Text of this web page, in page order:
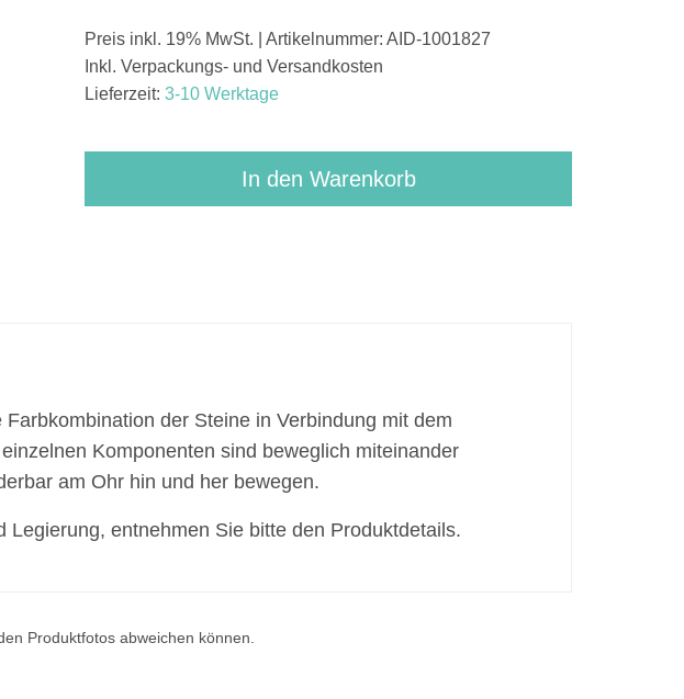
Preis inkl. 19% MwSt. | Artikelnummer: AID-1001827
Inkl. Verpackungs- und Versandkosten
Lieferzeit: 3-10 Werktage
In den Warenkorb
Farbkombination der Steine in Verbindung mit dem
Komponenten sind beweglich miteinander
am Ohr hin und her bewegen.
entnehmen Sie bitte den Produktdetails.
Produktfotos abweichen können.